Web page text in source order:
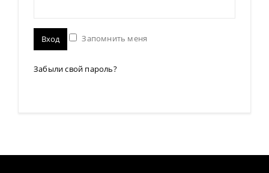
Вход Запомнить меня
Забыли свой пароль?